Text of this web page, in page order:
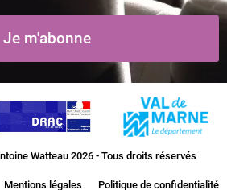
Watteau 2026 - Tous droits réservés
Mentions légales Politique de confidentialité